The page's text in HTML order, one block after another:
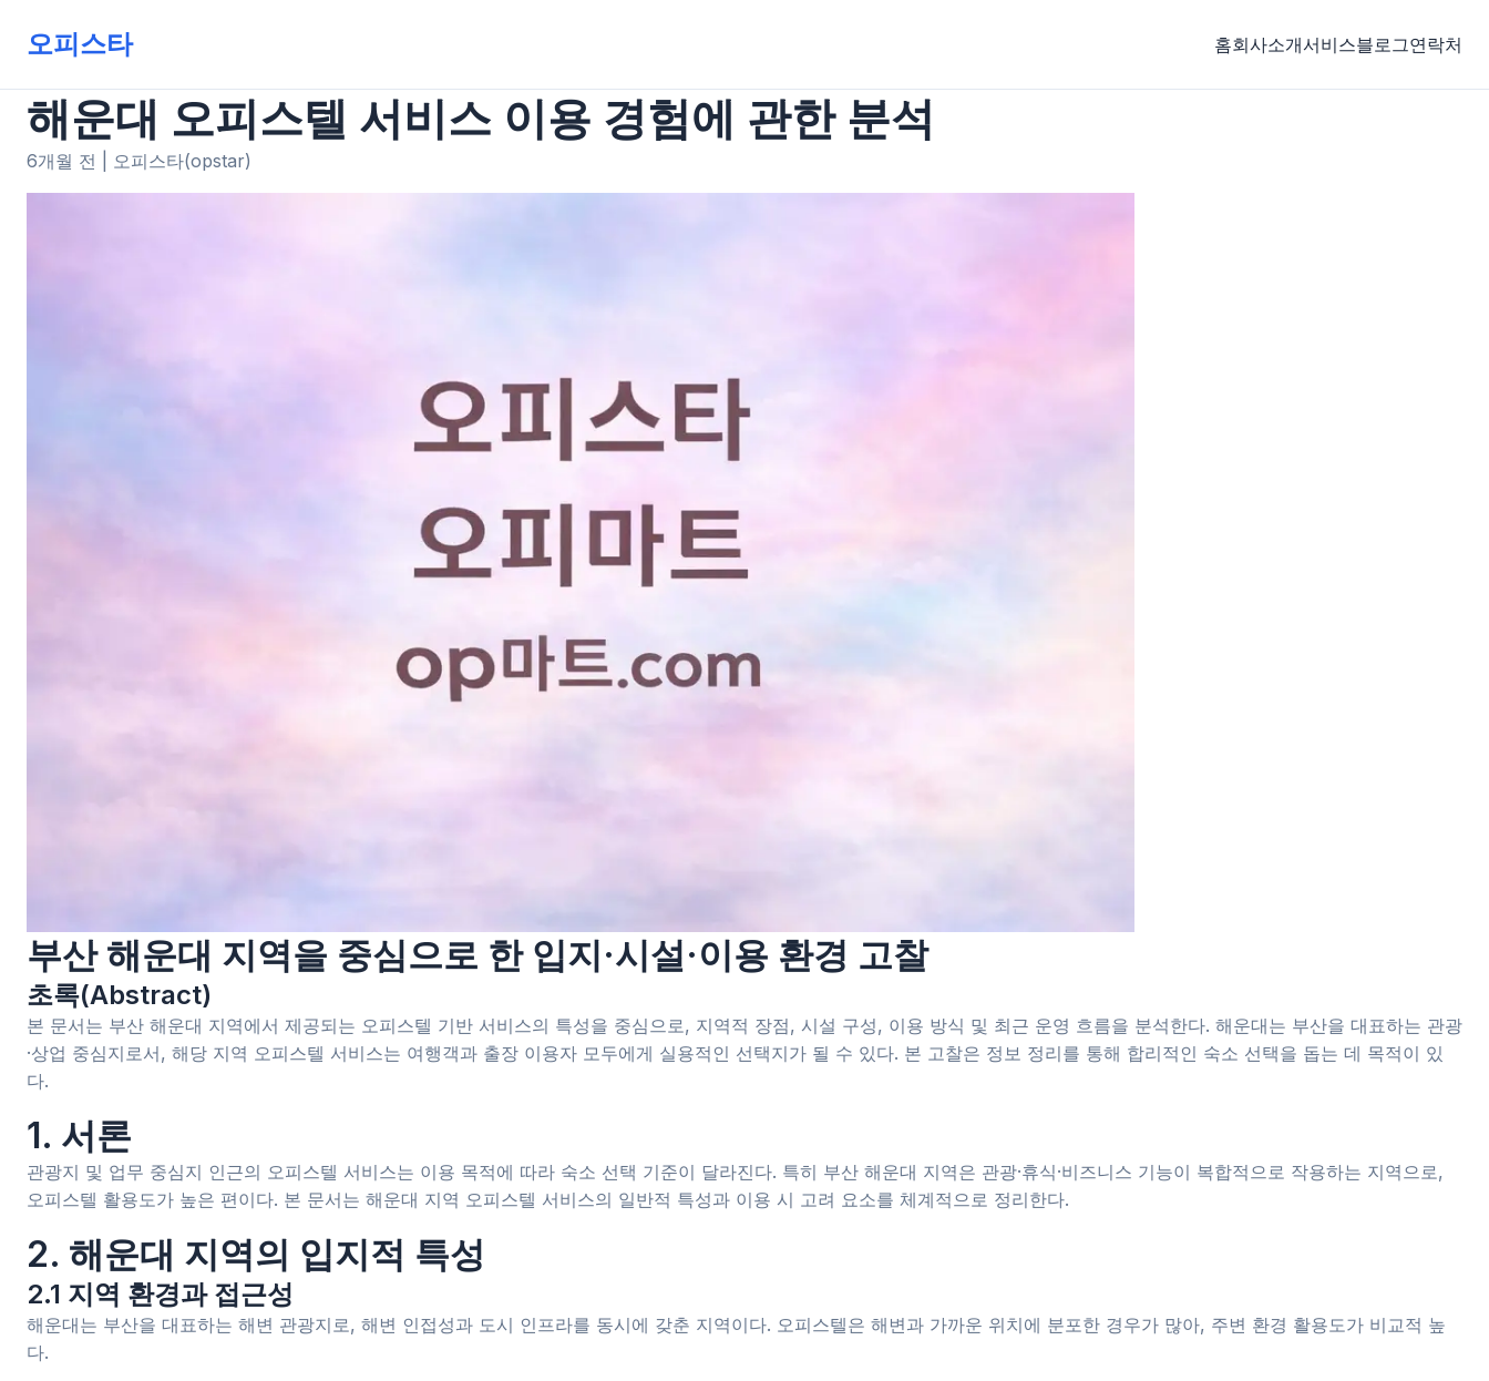
오피스타 홈회사소개서비스블로그연락처
해운대 오피스텔 서비스 이용 경험에 관한 분석
6개월 전 오피스타(opstar)
부산 해운대 지역을 중심으로 한 입지·시설·이용 환경 고찰
초록(Abstract)
본 문서는 부산 해운대 지역에서 제공되는 오피스텔 기반 서비스의 특성을 중심으로, 지역적 장점, 시설 구성, 이용 방식 및 최근 운영 흐름을 분석한다. 해운대는 부산을 대표하는 관광
·상업 중심지로서, 해당 지역 오피스텔 서비스는 여행객과 출장 이용자 모두에게 실용적인 선택지가 될 수 있다. 본 고찰은 정보 정리를 통해 합리적인 숙소 선택을 돕는 데 목적이 있
다.
1. 서론
관광지 및 업무 중심지 인근의 오피스텔 서비스는 이용 목적에 따라 숙소 선택 기준이 달라진다. 특히 부산 해운대 지역은 관광·휴식·비즈니스 기능이 복합적으로 작용하는 지역으로,
오피스텔 활용도가 높은 편이다. 본 문서는 해운대 지역 오피스텔 서비스의 일반적 특성과 이용 시 고려 요소를 체계적으로 정리한다.
2. 해운대 지역의 입지적 특성
2.1 지역 환경과 접근성
해운대는 부산을 대표하는 해변 관광지로, 해변 인접성과 도시 인프라를 동시에 갖춘 지역이다. 오피스텔은 해변과 가까운 위치에 분포한 경우가 많아, 주변 환경 활용도가 비교적 높
다.